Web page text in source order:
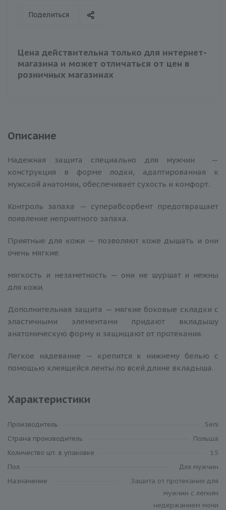
Поделиться
Цена действительна только для интернет-
магазина и может отличаться от цен в
розничных магазинах
Описание
Надежная защита специально для мужчин —
конструкция в форме лодки, адаптированная к
мужской анатомии, обеспечивает сухость и комфорт.
Контроль запаха — суперабсорбент предотвращает
появление неприятного запаха.
Приятные для кожи — позволяют коже дышать и они
очень мягкие.
мягкость и незаметность — они не шуршат и нежны
для кожи.
Дополнительная защита — мягкие боковые складки с
эластичными элементами придают вкладышу
анатомическую форму и защищают от протекания.
Легкое надевание — крепится к нижнему белью с
помощью клеящейся ленты по всей длине вкладыша.
Характеристики
Производитель
Seni
Cтрана производитель
Польша
Количество шт. в упаковке
15
Пол
Для мужчин
Назначение
Защита от протекания для
мужчин с легким
недержанием мочи